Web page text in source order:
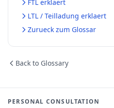
FTL erklaert
LTL / Teilladung erklaert
Zurueck zum Glossar
Back to Glossary
PERSONAL CONSULTATION